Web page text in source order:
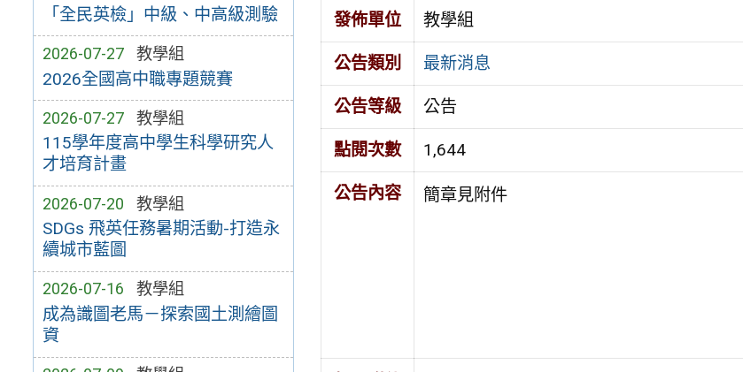
「全民英檢」中級、中高級測驗
2026-07-27 教學組
2026全國高中職專題競賽
2026-07-27 教學組
115學年度高中學生科學研究人
才培育計畫
2026-07-20 教學組
SDGs 飛英任務暑期活動-打造永
續城市藍圖
2026-07-16 教學組
成為識圖老馬－探索國土測繪圖
資
發佈單位 教學組
公告類別 最新消息
公告等級 公告
點閱次數 1,644
公告內容 簡章見附件